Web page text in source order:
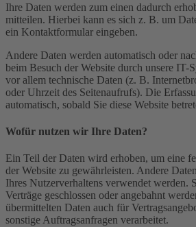
Ihre Daten werden zum einen dadurch
mitteilen. Hierbei kann es sich z. B. um
ein Kontaktformular eingeben.
Andere Daten werden automatisch oder
beim Besuch der Website durch unsere IT-
vor allem technische Daten (z. B.
oder Uhrzeit des Seitenaufrufs). Die
automatisch, sobald Sie diese Website
Wofür nutzen wir Ihre Daten?
Ein Teil der Daten wird erhoben, um eine
der Website zu gewährleisten. Andere
Ihres Nutzerverhaltens verwendet werden.
Verträge geschlossen oder angebahnt
übermittelten Daten auch für
sonstige Auftragsanfragen verarbeitet.